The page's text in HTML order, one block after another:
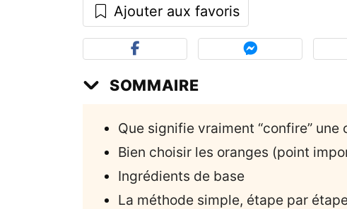
Ajouter aux favoris
SOMMAIRE
Que signifie vraiment “confire” une
Bien choisir les oranges (point
Ingrédients de base
La méthode simple, étape par